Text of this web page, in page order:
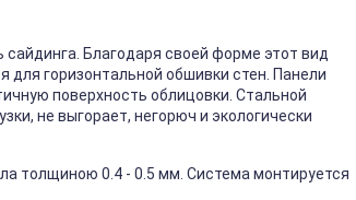
Благодаря своей форме этот вид
для горизонтальной обшивки стен. Панели
поверхность облицовки. Стальной
не выгорает, негорюч и экологически
толщиною 0.4 - 0.5 мм. Система монтируется